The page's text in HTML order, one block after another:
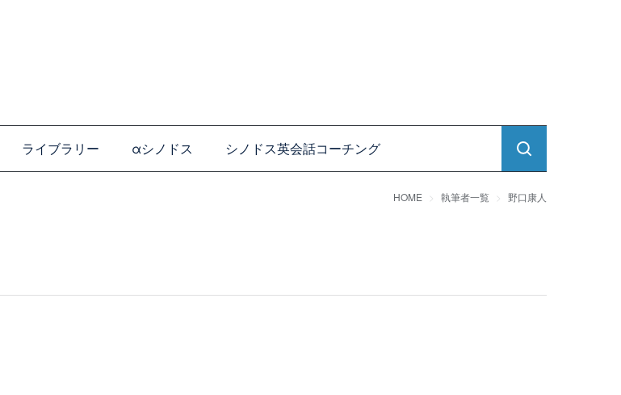
ライブラリー αシノドス シノドス英会話コーチング
HOME 執筆者一覧 野口康人